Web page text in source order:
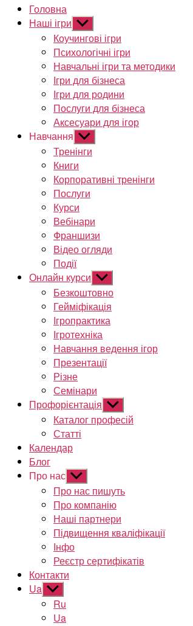
Головна
Наші ігри Показати
підменю
Коучингові ігри
Психологічні ігри
Навчальні ігри та методики
Ігри для бізнеса
Ігри для родини
Послуги для бізнеса
Аксесуари для ігор
Навчання Показати
підменю
Тренінги
Книги
Корпоративні тренінги
Послуги
Курси
Вебінари
Франшизи
Відео огляди
Події
Онлайн курси Показати
підменю
Безкоштовно
Гейміфікація
Ігропрактика
Ігротехніка
Навчання ведення ігор
Презентації
Різне
Семінари
Профорієнтація Показати
підменю
Каталог професій
Статті
Календар
Блог
Про нас Показати
підменю
Про нас пишуть
Про компанію
Наші партнери
Підвищення кваліфікації
Інфо
Реєстр сертифікатів
Контакти
Ua Показати
підменю
Ru
Ua